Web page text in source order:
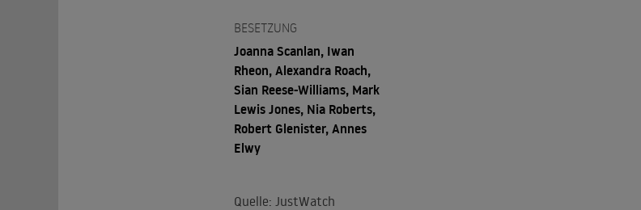
BESETZUNG
Joanna Scanlan, Iwan
Rheon, Alexandra Roach,
Sian Reese-Williams, Mark
Lewis Jones, Nia Roberts,
Robert Glenister, Annes
Elwy
Quelle: JustWatch